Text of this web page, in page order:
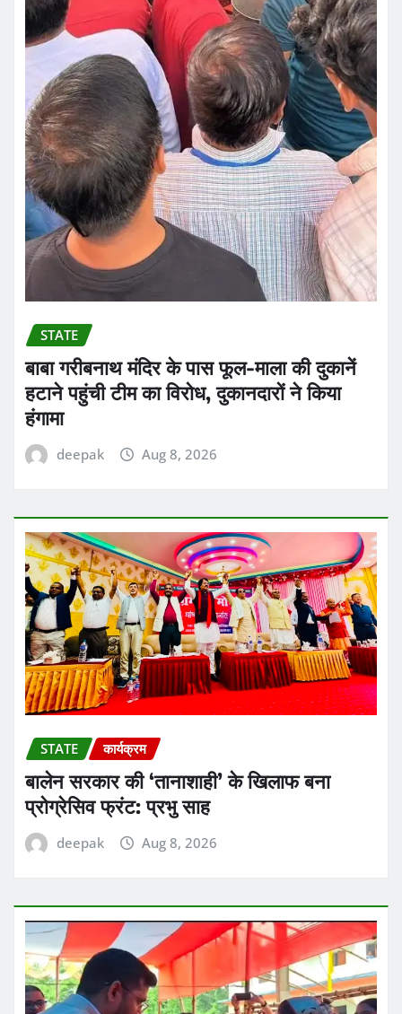
STATE
बाबा गरीबनाथ मंदिर के पास फूल-माला की दुकानें
हटाने पहुंची टीम का विरोध, दुकानदारों ने किया
हंगामा
deepak Aug 8, 2026
STATE कार्यक्रम
बालेन सरकार की ‘तानाशाही’ के खिलाफ बना
प्रोग्रेसिव फ्रंट: प्रभु साह
deepak Aug 8, 2026